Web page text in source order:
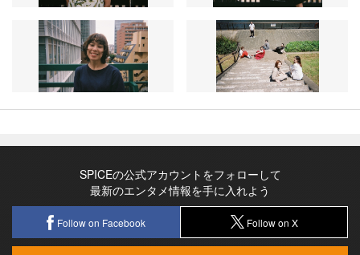
SPICEの公式アカウントをフォローして
最新のエンタメ情報を手に入れよう
Follow on Facebook Follow on X